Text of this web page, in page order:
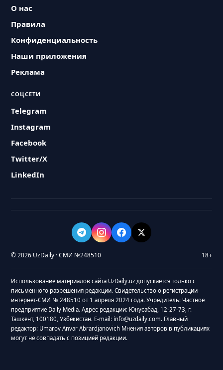
О нас
Правила
Конфиденциальность
Наши приложения
Реклама
СОЦСЕТИ
Telegram
Instagram
Facebook
Twitter/X
LinkedIn
© 2026 UzDaily · СМИ №248510 18+
Использование материалов сайта UzDaily.uz допускается только с
письменного разрешения редакции. Свидетельство о регистрации
интернет-СМИ № 248510 от 1 апреля 2024 года. Учредитель: Частное
предприятие Daily Media. Адрес редакции: Юнусабад, 12-27-73, г.
Ташкент, 100180, Узбекистан. E-mail: info@uzdaily.com. Главный
редактор: Umarov Anvar Abrardjanovich Мнения авторов в публикациях
могут не совпадать с позицией редакции.